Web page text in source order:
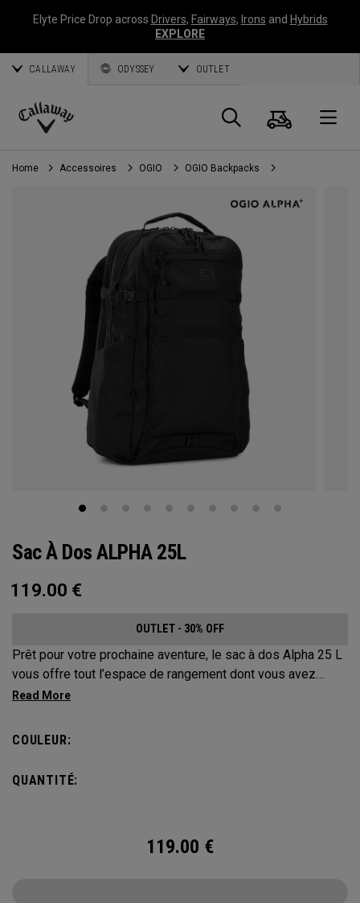
Elyte Price Drop across Drivers, Fairways, Irons and Hybrids
EXPLORE
CALLAWAY ODYSSEY OUTLET
Callaway
Golf
Panier
Home Accessoires OGIO OGIO Backpacks
Sac À Dos ALPHA 25L
119.00 €
OUTLET - 30% OFF
Prêt pour votre prochaine aventure, le sac à dos Alpha 25 L
vous offre tout l’espace de rangement dont vous avez
besoin sans compromettre votre style. Doté d’un
bouteille d’eau et d’une poche avant pour ranger vos
échapper le temps d’un week-end.
COULEUR:
QUANTITÉ:
119.00 €